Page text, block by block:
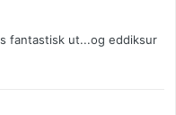
fantastisk ut...og eddiksur